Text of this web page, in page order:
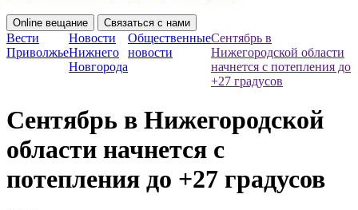
Online вещание Связаться с нами
Вести
Приволжье
Новости
Нижнего
Новгорода
Общественные
новости
Сентябрь в
Нижегородской области
начнется с потепления до
+27 градусов
Сентябрь в Нижегородской
области начнется с
потепления до +27 градусов